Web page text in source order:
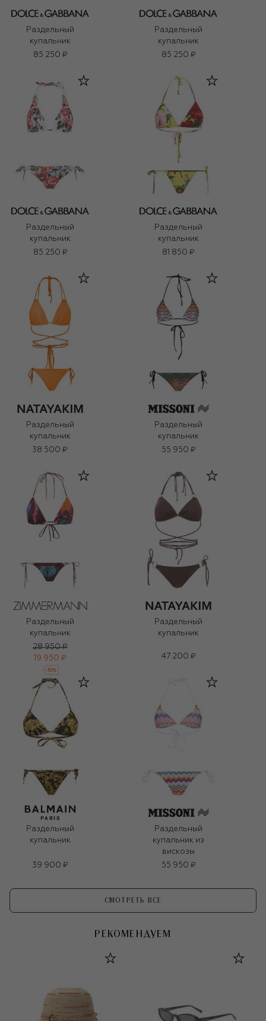
Раздельный
купальник
85 250 ₽
Раздельный
купальник
85 250 ₽
Раздельный
купальник
85 250 ₽
Раздельный
купальник
81 850 ₽
Раздельный
купальник
38 500 ₽
Раздельный
купальник
55 950 ₽
Раздельный
купальник
28 950 ₽
19 950 ₽
-30%
Раздельный
купальник
47 200 ₽
Раздельный
купальник
39 900 ₽
Раздельный
купальник из
вискозы
55 950 ₽
СМОТРЕТЬ ВСЕ
РЕКОМЕНДУЕМ